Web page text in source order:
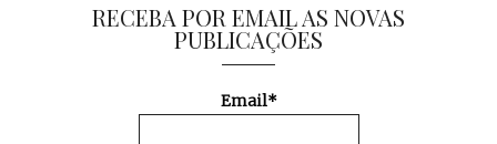
RECEBA POR EMAIL AS NOVAS
PUBLICAÇÕES
Email*